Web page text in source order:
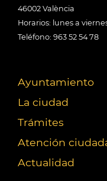
46002 València
Horarios: lunes a
Teléfono: 963 52 54 78
Ayuntamiento
La ciudad
Trámites
Atención
Actualidad